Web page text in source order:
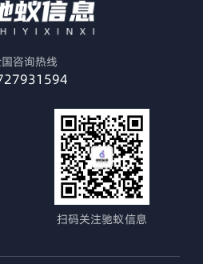
咨询热线
扫码关注驰蚁信息